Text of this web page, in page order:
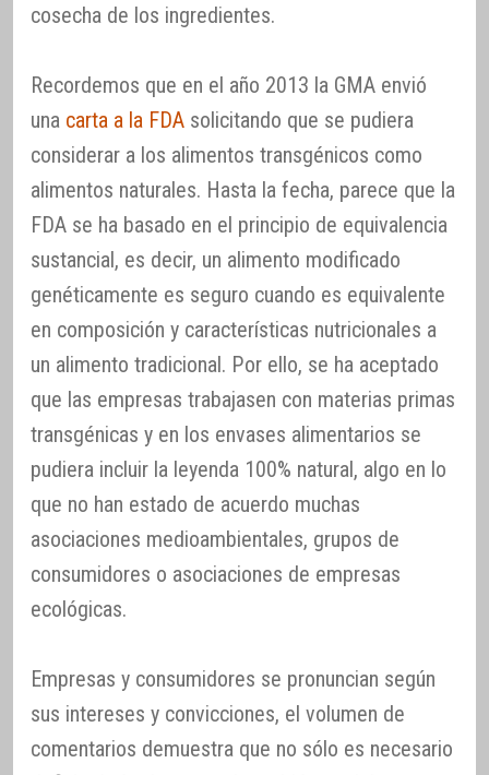
cosecha de los ingredientes.
Recordemos que en el año 2013 la GMA envió
una carta a la FDA solicitando que se pudiera
considerar a los alimentos transgénicos como
alimentos naturales. Hasta la fecha, parece que la
FDA se ha basado en el principio de equivalencia
sustancial, es decir, un alimento modificado
genéticamente es seguro cuando es equivalente
en composición y características nutricionales a
un alimento tradicional. Por ello, se ha aceptado
que las empresas trabajasen con materias primas
transgénicas y en los envases alimentarios se
pudiera incluir la leyenda 100% natural, algo en lo
que no han estado de acuerdo muchas
asociaciones medioambientales, grupos de
consumidores o asociaciones de empresas
ecológicas.
Empresas y consumidores se pronuncian según
sus intereses y convicciones, el volumen de
comentarios demuestra que no sólo es necesario